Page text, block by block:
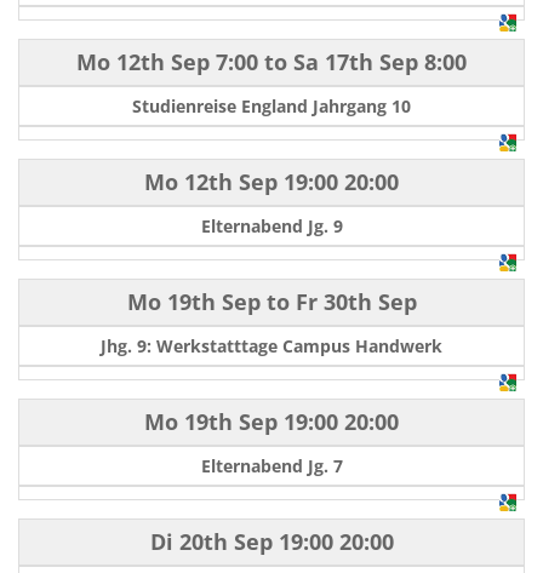
Mo 12th Sep 7:00 to Sa 17th Sep 8:00
Studienreise England Jahrgang 10
Mo 12th Sep 19:00 20:00
Elternabend Jg. 9
Mo 19th Septo Fr 30th Sep
Jhg. 9: Werkstatttage Campus Handwerk
Mo 19th Sep 19:00 20:00
Elternabend Jg. 7
Di 20th Sep19:00 20:00